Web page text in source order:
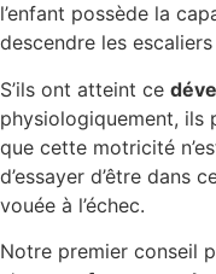
l’enfant possède la
descendre les
S’ils ont atteint ce
physiologiquement, ils
que cette motricité
d’essayer d’être dans
vouée à l’échec.
Notre premier conseil